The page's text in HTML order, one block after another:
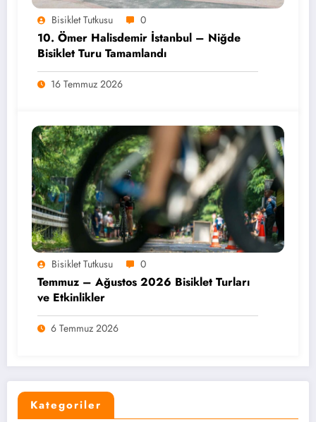
Bisiklet Tutkusu 0
10. Ömer Halisdemir İstanbul – Niğde
Bisiklet Turu Tamamlandı
16 Temmuz 2026
Bisiklet Tutkusu 0
Temmuz – Ağustos 2026 Bisiklet Turları
ve Etkinlikler
6 Temmuz 2026
Kategoriler